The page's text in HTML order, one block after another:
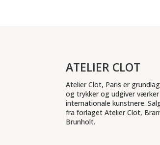
ATELIER CLOT
Atelier Clot, Paris er
og trykker og udgiver
internationale kunstnere.
fra forlaget Atelier Clot,
Brunholt.